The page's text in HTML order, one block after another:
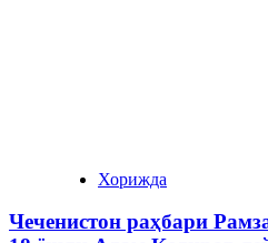
Хорижда
Чеченистон раҳбари